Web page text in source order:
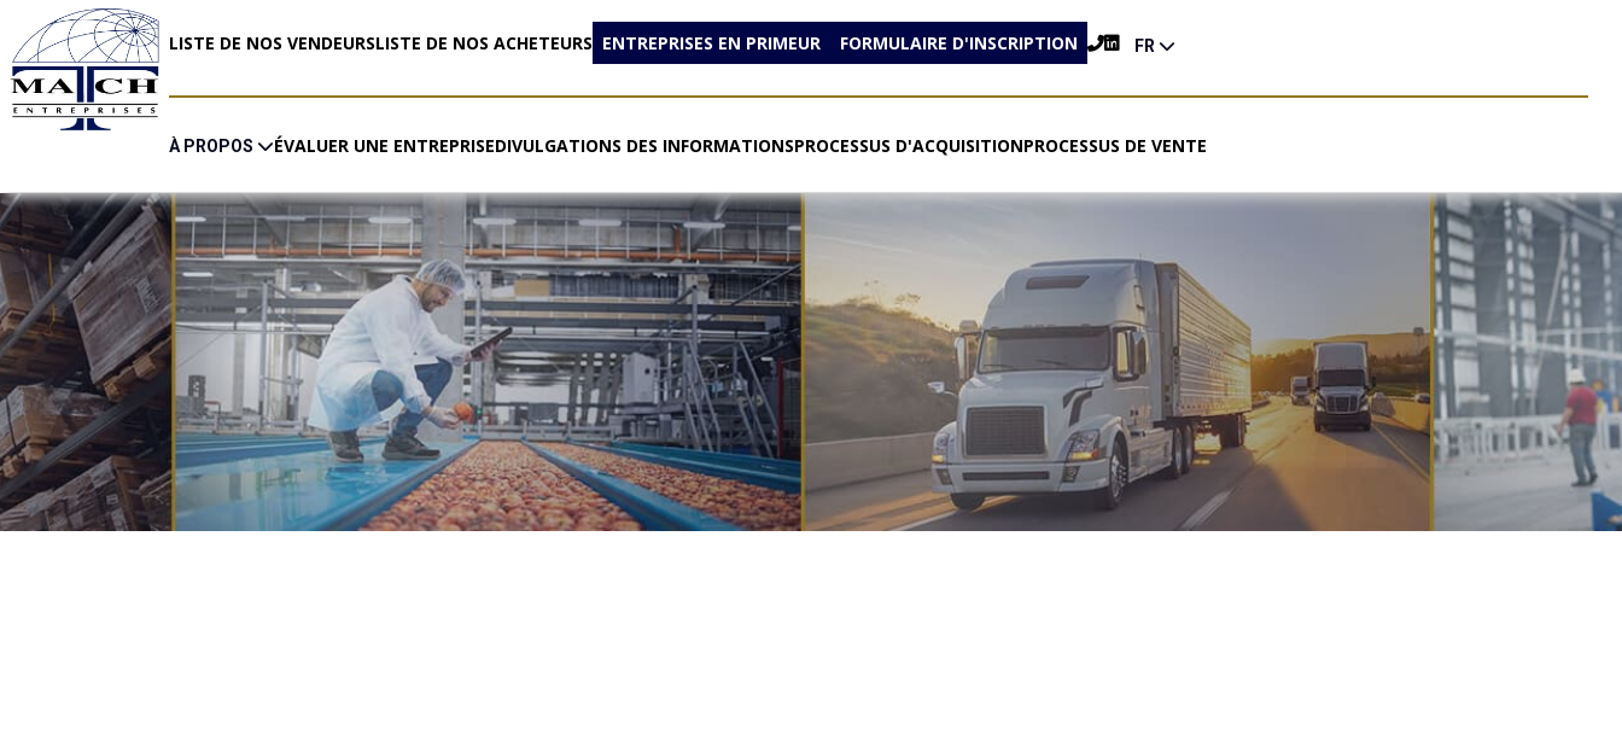
LISTE DE NOS VENDEURSLISTE DE NOS ACHETEURS ENTREPRISES EN PRIMEUR FORMULAIRE D'INSCRIPTION FR
À PROPOS ÉVALUER UNE ENTREPRISEDIVULGATIONS DES INFORMATIONSPROCESSUS D'ACQUISITIONPROCESSUS DE VENTE